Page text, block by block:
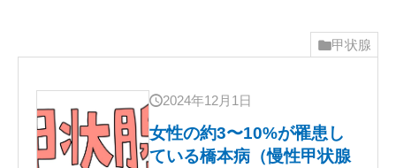
甲状腺
2024年12月1日
女性の約3〜10%が罹患し
ている橋本病（慢性甲状腺